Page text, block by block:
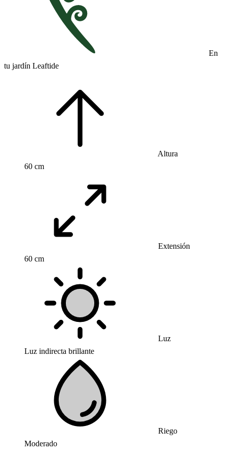
En
tu jardín Leaftide
Altura
60 cm
Extensión
60 cm
Luz
Luz indirecta brillante
Riego
Moderado